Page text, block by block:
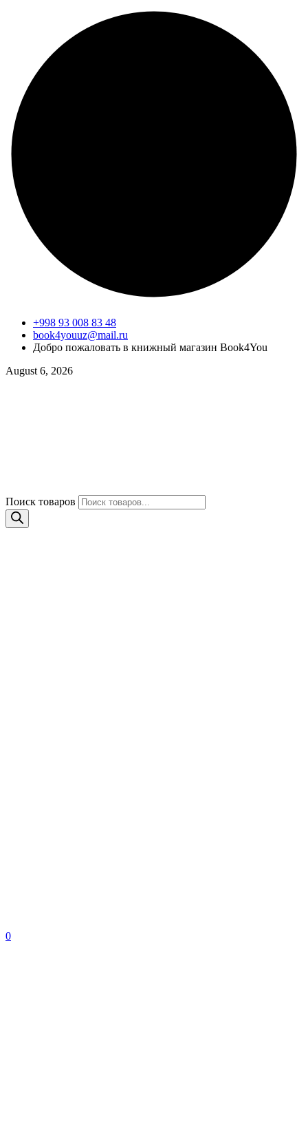
+998 93 008 83 48
book4youuz@mail.ru
Добро пожаловать в книжный магазин Book4You
August 6, 2026
Поиск товаров
0